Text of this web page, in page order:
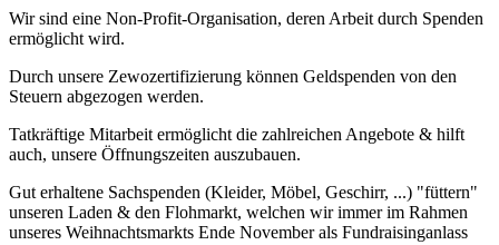
Wir sind eine Non-Profit-Organisation, deren Arbeit durch Spenden
ermöglicht wird.
Durch unsere Zewozertifizierung können Geldspenden von den
Steuern abgezogen werden.
Tatkräftige Mitarbeit ermöglicht die zahlreichen Angebote & hilft
auch, unsere Öffnungszeiten auszubauen.
Gut erhaltene Sachspenden (Kleider, Möbel, Geschirr, ...) "füttern"
unseren Laden & den Flohmarkt, welchen wir immer im Rahmen
unseres Weihnachtsmarkts Ende November als Fundraisinganlass